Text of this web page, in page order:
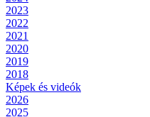
2023
2022
2021
2020
2019
2018
Képek és videók
2026
2025